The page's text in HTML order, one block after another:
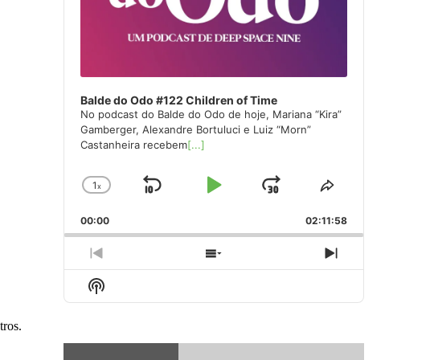
Balde do Odo #122 Children of Time
No podcast do Balde do Odo de hoje, Mariana “Kira”
Gamberger, Alexandre Bortuluci e Luiz “Morn”
Castanheira recebem[...]
Change
Rate
1x
Skip
Play
Jump
Forward
Share
Episode
00:00 02:11:58
Previous
Episode
Show
Episodes
Next
Episode
Show
Podcast